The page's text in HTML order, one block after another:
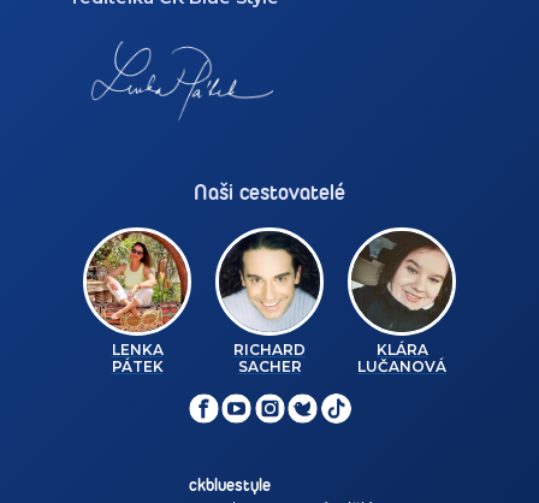
Naši cestovatelé
LENKA
PÁTEK
RICHARD
SACHER
KLÁRA
LUČANOVÁ
ckbluestyle